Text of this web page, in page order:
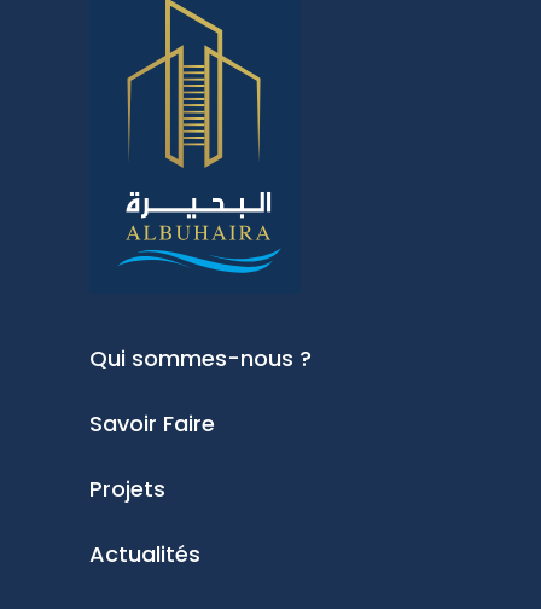
Qui sommes-nous ?
Savoir Faire
Projets
Actualités